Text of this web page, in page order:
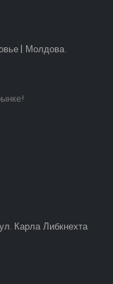
| Молдова.
Карла Либкнехта